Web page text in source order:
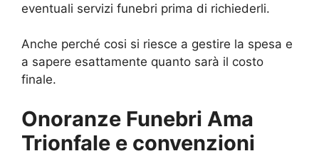
eventuali servizi funebri prima di richiederli.
Anche perché cosi si riesce a gestire la spesa e
a sapere esattamente quanto sarà il costo
finale.
Onoranze Funebri Ama
Trionfale e convenzioni